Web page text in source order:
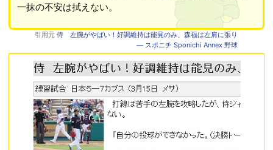
一抹の不安は拭えない。
引用元 侍 左腕がやばい！好調維持は能見のみ、森福は左肩に張り
― スポニチ Sponichi Annex 野球